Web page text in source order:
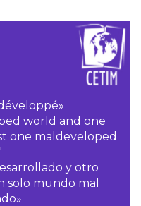
world and one
one maldeveloped
y otro
solo mundo mal